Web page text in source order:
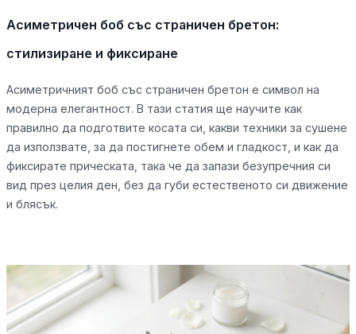
Асиметричен боб със страничен бретон:
стилизиране и фиксиране
Асиметричният боб със страничен бретон е символ на
модерна елегантност. В тази статия ще научите как
правилно да подготвите косата си, какви техники за сушене
да използвате, за да постигнете обем и гладкост, и как да
фиксирате прическата, така че да запази безупречния си
вид през целия ден, без да губи естественото си движение
и блясък.